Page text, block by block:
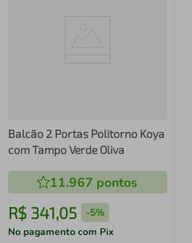
Balcão 2 Portas Politorno Koya
com Tampo Verde Oliva
11.967 pontos
R$ 341,05 -5%
No pagamento com Pix